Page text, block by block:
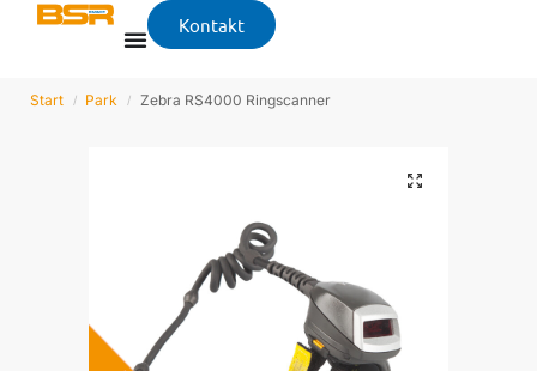
Kontakt
Start / Park / Zebra RS4000 Ringscanner